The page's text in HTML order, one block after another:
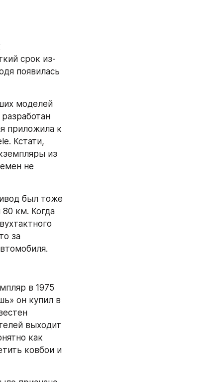
срок из-
появилась
моделей
приложила к
Кстати,
из
не
был тоже
км. Когда
за
в 1975
он купил в
выходит
как
ковбои и